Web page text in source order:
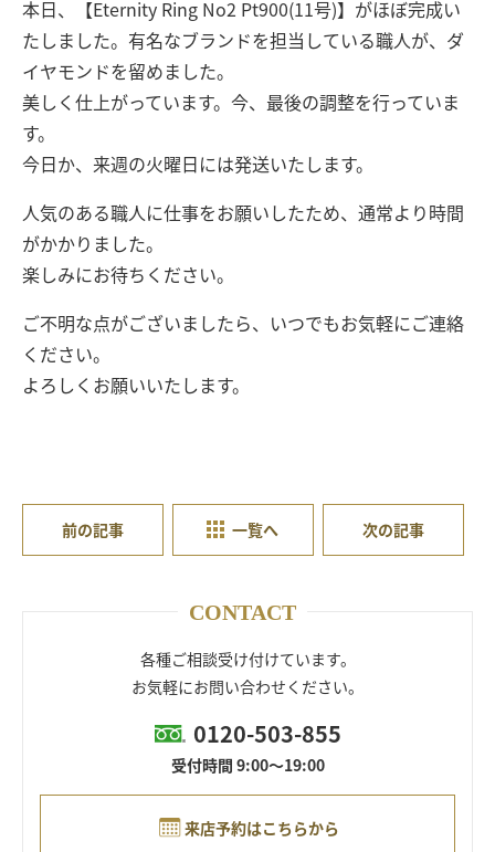
本日、【Eternity Ring No2 Pt900(11号)】がほぼ完成い
たしました。有名なブランドを担当している職人が、ダ
イヤモンドを留めました。
美しく仕上がっています。今、最後の調整を行っていま
す。
今日か、来週の火曜日には発送いたします。
人気のある職人に仕事をお願いしたため、通常より時間
がかかりました。
楽しみにお待ちください。
ご不明な点がございましたら、いつでもお気軽にご連絡
ください。
よろしくお願いいたします。
前の記事 一覧へ 次の記事
CONTACT
各種ご相談受け付けています。
お気軽にお問い合わせください。
0120-503-855
受付時間 9:00～19:00
来店予約はこちらから